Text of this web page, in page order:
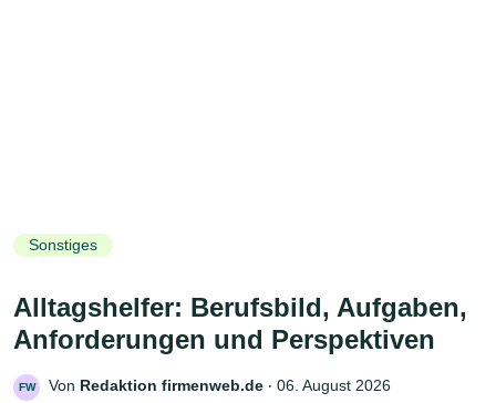
Sonstiges
Alltagshelfer: Berufsbild, Aufgaben,
Anforderungen und Perspektiven
FW Von Redaktion firmenweb.de ‧ 06. August 2026